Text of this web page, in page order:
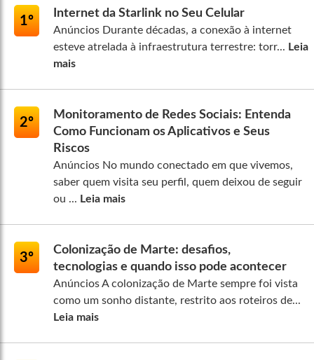
1º
Internet da Starlink no Seu Celular
Anúncios Durante décadas, a conexão à internet
esteve atrelada à infraestrutura terrestre: torr... Leia
mais
2º
Monitoramento de Redes Sociais: Entenda
Como Funcionam os Aplicativos e Seus
Riscos
Anúncios No mundo conectado em que vivemos,
saber quem visita seu perfil, quem deixou de seguir
ou ... Leia mais
3º
Colonização de Marte: desafios,
tecnologias e quando isso pode acontecer
Anúncios A colonização de Marte sempre foi vista
como um sonho distante, restrito aos roteiros de...
Leia mais